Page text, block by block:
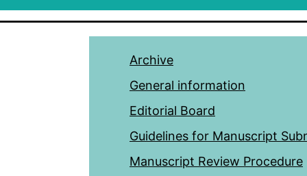
Archive
General information
Editorial Board
Guidelines for Manuscript
Manuscript Review Procedure